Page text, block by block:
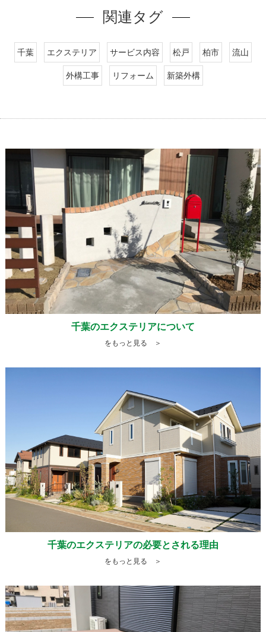
関連タグ
千葉 エクステリア サービス内容 松戸 柏市 流山
外構工事 リフォーム 新築外構
千葉のエクステリアについて
をもっと見る ＞
千葉のエクステリアの必要とされる理由
をもっと見る ＞